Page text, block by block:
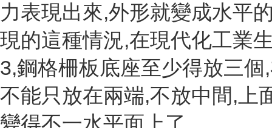
力表現出來,外形就變成水平
現的這種情況,在現代化工業
3,鋼格柵板底座至少得放三
不能只放在兩端,不放中間,上
變得不一水平面上了,